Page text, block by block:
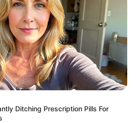
อยู่ในอาการโศกเศร้าเสียใจ เรียก
มาไม่ได้
Ditching Prescription Pills For